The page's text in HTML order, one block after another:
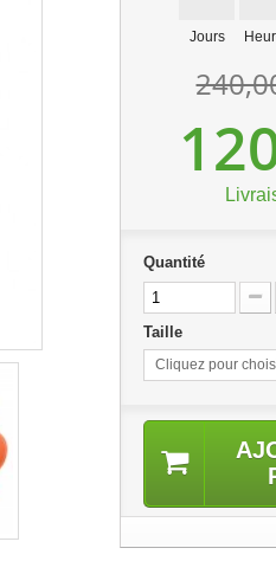
Jours
Quantité
Taille
Cliquez pour